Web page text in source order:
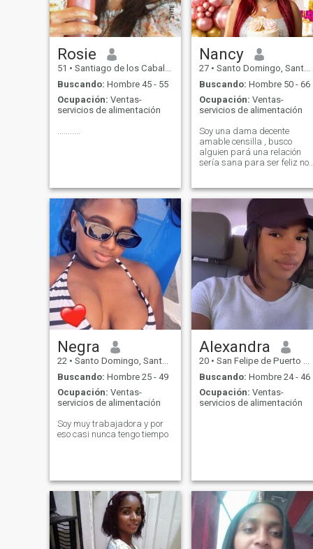
Rosie
51 • Santiago de los Caballeros, Santiago, Rep. Dominicana
Buscando: Hombre 45 - 55
Ocupación: Ventas-
servicios de alimentación
...........
Nancy
27 • Santo Domingo, Santo Domingo, Rep. Dominicana
Buscando: Hombre 50 - 66
Ocupación: Ventas-
servicios de alimentación
Soy una dama decente
amable censilla , busco
alguien pará una relación
sería sana para ser feliz no
Negra
22 • Santo Domingo, Santo Domingo, Rep. Dominicana
Buscando: Hombre 25 - 49
Ocupación: Ventas-
servicios de alimentación
Soy muy trabajadora y por
eso casi nunca tengo tiempo
Alexandra
20 • San Felipe de Puerto Plata, Puerto Plata, Rep. Dominicana
Buscando: Hombre 24 - 46
Ocupación: Ventas-
servicios de alimentación